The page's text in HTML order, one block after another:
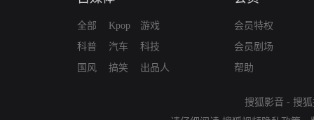
全部
科普
国风
Kpop
汽车
搞笑
游戏
科技
出品人
会员特权
会员剧场
帮助
搜狐影音 - 搜